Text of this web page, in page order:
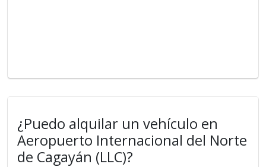
¿Puedo alquilar un vehículo en
Aeropuerto Internacional del Norte
de Cagayán (LLC)?